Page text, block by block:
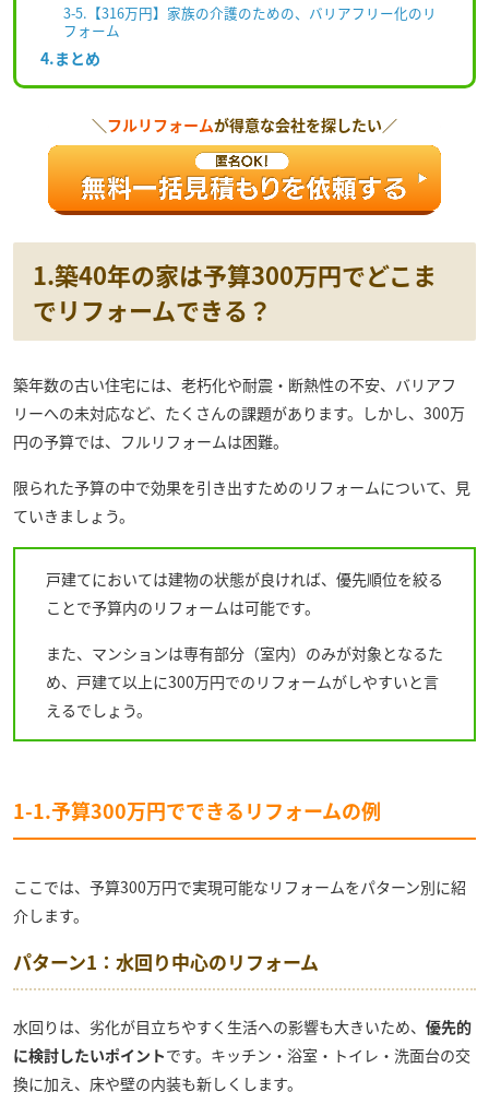
3-5.【316万円】家族の介護のための、バリアフリー化のリ
フォーム
4.まとめ
＼ フルリフォームが得意な会社を探したい／
1.築40年の家は予算300万円でどこま
でリフォームできる？
築年数の古い住宅には、老朽化や耐震・断熱性の不安、バリアフ
リーへの未対応など、たくさんの課題があります。しかし、300万
円の予算では、フルリフォームは困難。
限られた予算の中で効果を引き出すためのリフォームについて、見
ていきましょう。
戸建てにおいては建物の状態が良ければ、優先順位を絞る
ことで予算内のリフォームは可能です。
また、マンションは専有部分（室内）のみが対象となるた
め、戸建て以上に300万円でのリフォームがしやすいと言
えるでしょう。
1-1.予算300万円でできるリフォームの例
ここでは、予算300万円で実現可能なリフォームをパターン別に紹
介します。
パターン1：水回り中心のリフォーム
水回りは、劣化が目立ちやすく生活への影響も大きいため、 優先的
に検討したいポイントです。キッチン・浴室・トイレ・洗面台の交
換に加え、床や壁の内装も新しくします。